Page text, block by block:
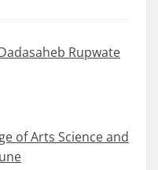
Rupwate
of Arts Science and